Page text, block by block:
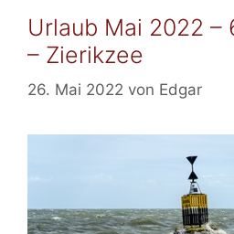
Urlaub Mai 2022 –
– Zierikzee
26. Mai 2022 von Edgar